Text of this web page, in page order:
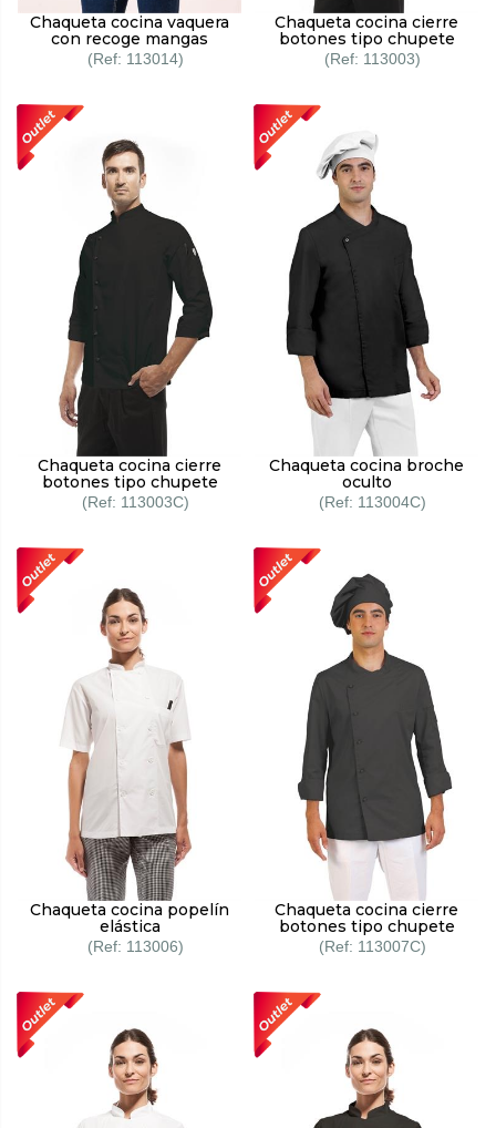
Chaqueta cocina vaquera
con recoge mangas
113014
Chaqueta cocina cierre
botones tipo chupete
113003
Chaqueta cocina cierre
botones tipo chupete
113003C
Chaqueta cocina broche
oculto
113004C
Chaqueta cocina popelín
elástica
113006
Chaqueta cocina cierre
botones tipo chupete
113007C